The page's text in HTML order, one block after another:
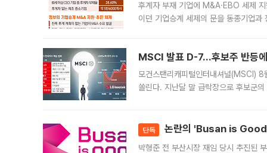
후계자 부재 기업에 M&A·EBO 세제
이던 기업승계 세제의 문을 동종기업
MSCI 발표 D-7…후보주 반등
모건스탠리캐피털인터내셔널(MSCI)
쏠린다. 지난달 말 급락장으로 후보군
단독 논란의 'Busan is
박형준 전 부산시장 재임 당시 추진된